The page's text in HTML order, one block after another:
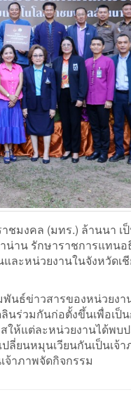
งคล (มทร.) ล้านนา เ
น่าน รักษาราชการแท
ละหน่วยงานในจังหวัด
ธ์ข่าวสารของหน่วยง
นร่วมกันก่อตั้งขึ้นเพื่อเ
ให้แต่ละหน่วยงานได้พ
ยนหมุนเวียนกันเป็นเจ้
จ้าภาพจัดกิจกรรม